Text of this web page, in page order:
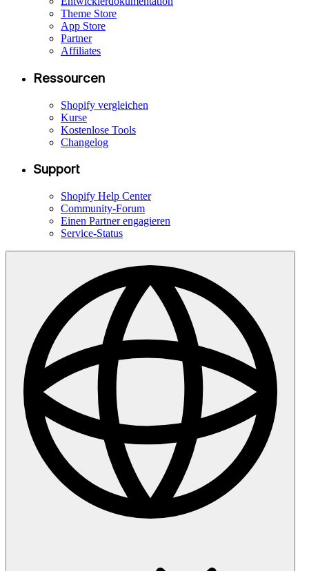
Theme Store
App Store
Partner
Affiliates
Ressourcen
Shopify vergleichen
Kurse
Kostenlose Tools
Changelog
Support
Shopify Help Center
Community-Forum
Einen Partner engagieren
Service-Status